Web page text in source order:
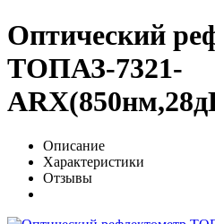
Оптический
ТОПАЗ-7321-
Описание
Характеристики
Отзывы